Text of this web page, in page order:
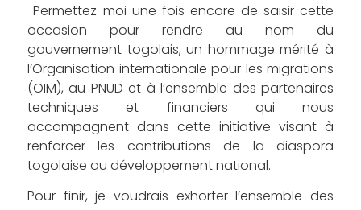
Permettez-moi une fois encore de saisir cette
occasion pour rendre au nom du
gouvernement togolais, un hommage mérité à
l’Organisation internationale pour les migrations
(OIM), au PNUD et à l’ensemble des partenaires
techniques et financiers qui nous
accompagnent dans cette initiative visant à
renforcer les contributions de la diaspora
togolaise au développement national.
Pour finir, je voudrais exhorter l’ensemble des